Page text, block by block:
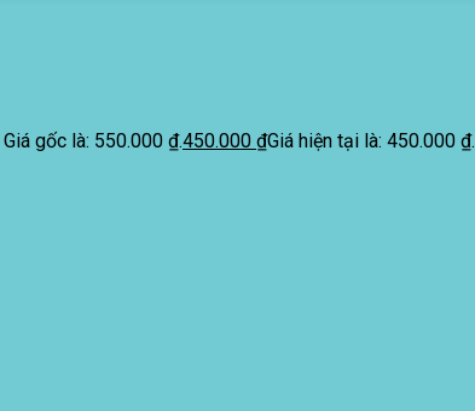
Giá gốc là: 550.000 ₫.450.000 ₫Giá hiện tại là: 450.000 ₫.